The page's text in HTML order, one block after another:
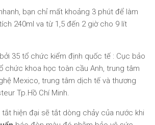
bạn chỉ mất khoảng 3 phút để làm
240ml va từ 1,5 đến 2 giờ cho 9 lít
35 tổ chức kiểm định quốc tế : Cục bảo
chức khoa học toàn cầu Anh, trung tâm
Mexico, trung tâm dịch tế và thương
Tp.Hồ Chí Minh.
hiện đại sẽ tắt dòng chảy của nước khi